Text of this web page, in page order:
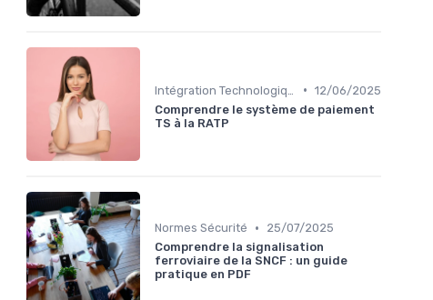
• 12/06/2025
Comprendre le système de paiement
TS à la RATP
Normes Sécurité •
25/07/2025
Comprendre la signalisation
ferroviaire de la SNCF : un guide
pratique en PDF